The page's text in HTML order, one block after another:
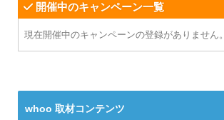
開催中のキャンペーン一覧
現在開催中のキャンペーンの登録がありません。
whoo 取材コンテンツ